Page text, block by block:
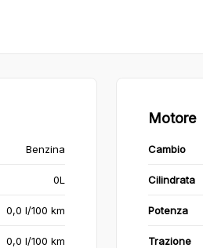
Benzina
0L
0,0 l/100 km
0,0 l/100 km
Motore
Cambio
Cilindrata
Potenza
Trazione